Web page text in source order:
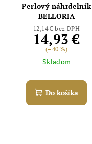
Perlový náhrdelník
BELLORIA
12,14 € bez DPH
14,93 €
(–40 %)
Skladom
Do košíka